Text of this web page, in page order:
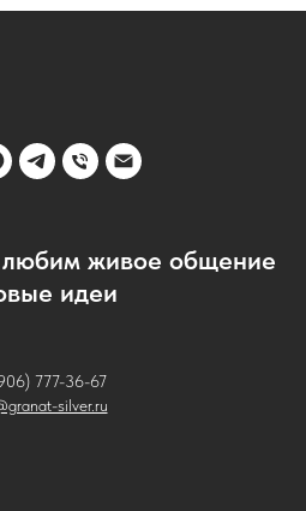
живое общение
идеи
777-36-67
silver.ru